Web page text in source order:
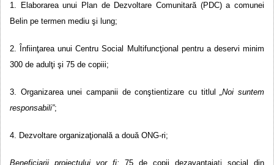
1. Elaborarea unui Plan de Dezvoltare Comunitară (PDC) a comunei
Belin pe termen mediu şi lung;
2. Înfiinţarea unui Centru Social Multifuncţional pentru a deservi minim
300 de adulţi şi 75 de copiii;
3. Organizarea unei campanii de conştientizare cu titlul„Noisuntem
responsabili”;
4. Dezvoltare organizaţională a două ONG-ri;
Beneficiarii proiectului vor fi: 75 de copii dezavantajaţi social din